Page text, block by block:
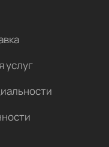
услуг